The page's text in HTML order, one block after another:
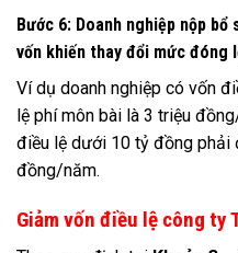
Bước 6: Doanh nghiệp nộp
vốn khiến thay đổi mức đóng
Ví dụ doanh nghiệp có vốn
lệ phí môn bài là 3 triệu
điều lệ dưới 10 tỷ đồng phải
đồng/năm.
Giảm vốn điều lệ công ty